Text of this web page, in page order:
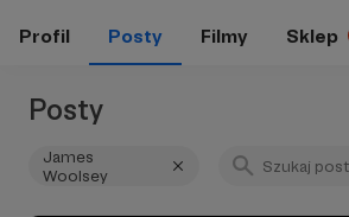
Profil Posty Filmy Sklep
Posty
James
Woolsey